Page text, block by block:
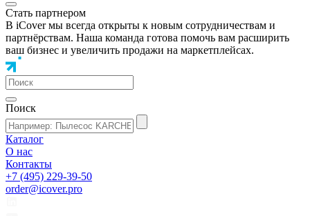
Стать партнером
В iCover мы всегда открыты к новым сотрудничествам и
партнёрствам. Наша команда готова помочь вам расширить
ваш бизнес и увеличить продажи на маркетплейсах.
Поиск
Каталог
О нас
Контакты
+7 (495) 229-39-50
order@icover.pro